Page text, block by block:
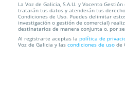
Cambio de aceite+Filtro de
puntos de cont...
Euromaster Santiago
La Voz de Galicia, S.A.U. y Vocento
tratarán tus datos y atenderán tus
Condiciones de Uso. Puedes delimitar
investigación o gestión de comercial)
destinatarios de manera conjunta o, por
Al registrarte aceptas la política de
Voz de Galicia y las condiciones de uso de